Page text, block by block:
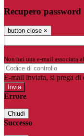
Recupero password
button close ×
Non hai una e-mail associata
E-mail inviata, si prega di
Errore
Chiudi
Successo